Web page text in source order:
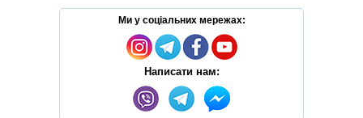
Ми у соціальних мережах:
Написати нам: